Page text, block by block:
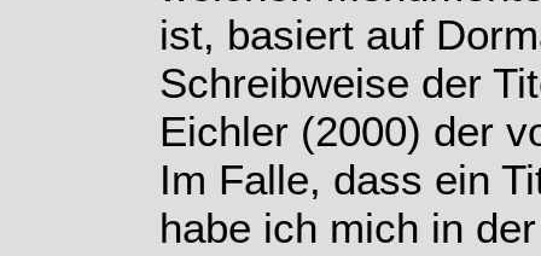
ist, basiert auf
Schreibweise der
Eichler (2000) der
Im Falle, dass ein
habe ich mich in